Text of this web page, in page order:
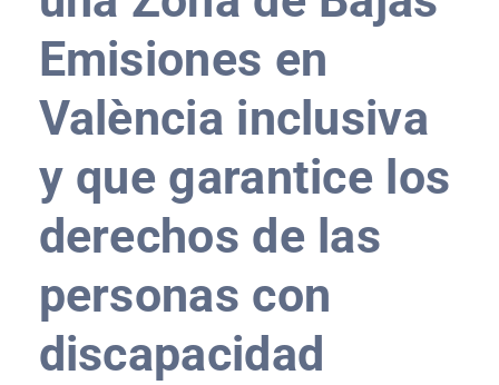
Emisiones en
València inclusiva
y que garantice los
derechos de las
personas con
discapacidad